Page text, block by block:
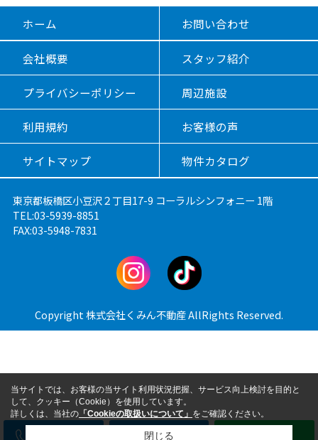
ホーム お問い合わせ
会社概要 スタッフ紹介
プライバシーポリシー 周辺施設
利用規約 お客様の声
サイトマップ 物件カタログ
東京都板橋区小豆沢２丁目17-9 コーラルシンフォニー 1階
TEL:03-5939-8851
FAX:03-5948-7831
Copyright 株式会社くみん不動産 AllRights Reserved.
当サイトでは、お客様の当サイト利用状況把握、サービス向上検討を目的と
して、クッキー（Cookie）を使用しています。
詳しくは、当社の 「Cookieの取扱いについて」 をご確認ください。
閉じる